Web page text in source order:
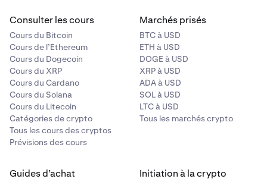
Consulter les cours
Cours du Bitcoin
Cours de l’Ethereum
Cours du Dogecoin
Cours du XRP
Cours du Cardano
Cours du Solana
Cours du Litecoin
Catégories de crypto
Tous les cours des cryptos
Prévisions des cours
Marchés prisés
BTC à USD
ETH à USD
DOGE à USD
XRP à USD
ADA à USD
SOL à USD
LTC à USD
Tous les marchés crypto
Guides d’achat Initiation à la crypto